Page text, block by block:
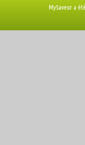
MySaveur a